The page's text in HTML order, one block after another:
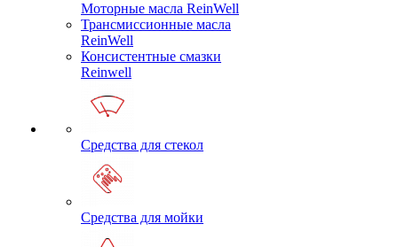
Моторные масла ReinWell
Трансмиссионные масла
ReinWell
Консистентные смазки
Reinwell
Средства для стекол
Средства для мойки